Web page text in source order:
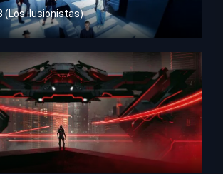
(Los ilusionistas)